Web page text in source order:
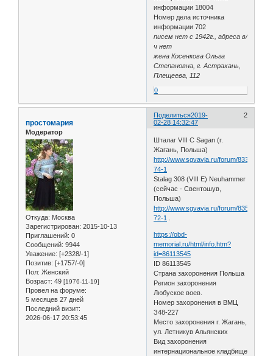
информации 18004
Номер дела источника
информации 702
писем нет с 1942г., адреса в/
ч нет
жена Косенкова Ольга
Степановна, г. Астрахань,
Плещеева, 112
0
Поделиться 2
2019-
02-28 14:32:47
простомария
Модератор
Откуда: Москва
Зарегистрирован: 2015-10-13
Приглашений: 0
Сообщений: 9944
Уважение: [+2328/-1]
Позитив: [+1757/-0]
Пол: Женский
Возраст: 49 [1976-11-19]
Провел на форуме:
5 месяцев 27 дней
Последний визит:
2026-06-17 20:53:45
Шталаг VIII C Sagan (г.
Жагань, Польша)
http://www.sgvavia.ru/forum/833-
74-1
Stalag 308 (VIII E) Neuhammer
(сейчас - Свентошув,
Польша)
http://www.sgvavia.ru/forum/835-
72-1
https://obd-
memorial.ru/html/info.htm?
id=86113545
ID 86113545
Страна захоронения Польша
Регион захоронения
Любуское воев.
Номер захоронения в ВМЦ
З48-227
Место захоронения г. Жагань,
ул. Летникув Альянских
Вид захоронения
интернациональное кладбище